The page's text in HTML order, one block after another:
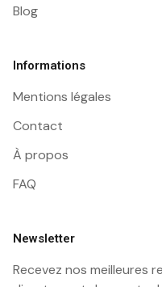
Blog
Informations
Mentions légales
Contact
À propos
FAQ
Newsletter
Recevez nos meilleures